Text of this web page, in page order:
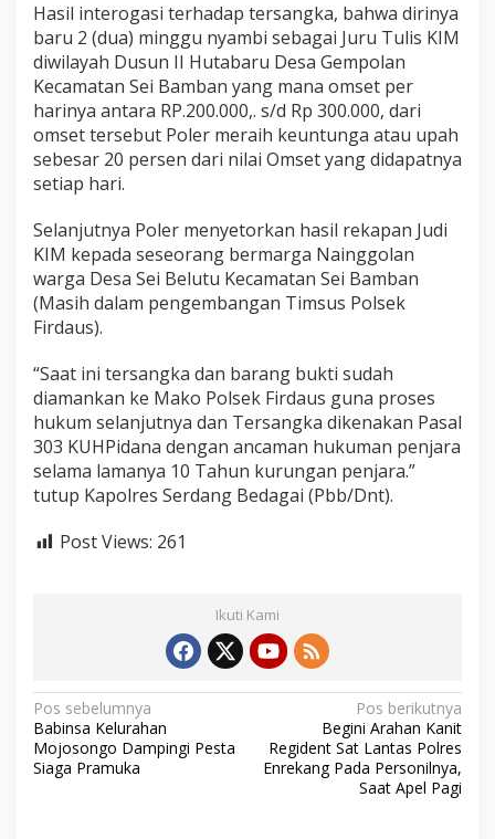
Hasil interogasi terhadap tersangka, bahwa dirinya
baru 2 (dua) minggu nyambi sebagai Juru Tulis KIM
diwilayah Dusun II Hutabaru Desa Gempolan
Kecamatan Sei Bamban yang mana omset per
harinya antara RP.200.000,. s/d Rp 300.000, dari
omset tersebut Poler meraih keuntunga atau upah
sebesar 20 persen dari nilai Omset yang didapatnya
setiap hari.
Selanjutnya Poler menyetorkan hasil rekapan Judi
KIM kepada seseorang bermarga Nainggolan
warga Desa Sei Belutu Kecamatan Sei Bamban
(Masih dalam pengembangan Timsus Polsek
Firdaus).
“Saat ini tersangka dan barang bukti sudah
diamankan ke Mako Polsek Firdaus guna proses
hukum selanjutnya dan Tersangka dikenakan Pasal
303 KUHPidana dengan ancaman hukuman penjara
selama lamanya 10 Tahun kurungan penjara.”
tutup Kapolres Serdang Bedagai (Pbb/Dnt).
Post Views: 261
Ikuti Kami
N
a
v
Pos sebelumnya
Babinsa Kelurahan
Mojosongo Dampingi Pesta
Siaga Pramuka
Pos berikutnya
Begini Arahan Kanit
Regident Sat Lantas Polres
Enrekang Pada Personilnya,
Saat Apel Pagi